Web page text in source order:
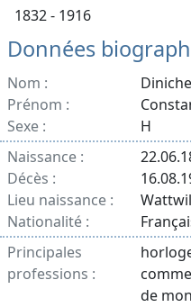
1832 - 1916
Données
Nom :
Prénom :
Sexe :
H
Naissance :
Décès :
Lieu naissance :
Nationalité :
Principales
professions :
de